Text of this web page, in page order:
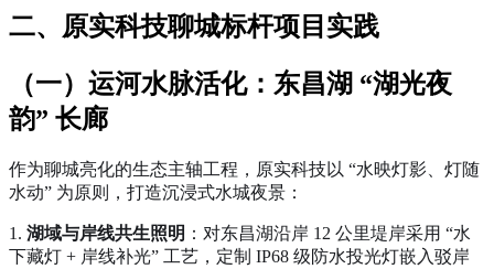
二、原实科技聊城标杆项目实践
（一）运河水脉活化：东昌湖 “湖光夜
韵” 长廊
作为聊城亮化的生态主轴工程，原实科技以 “水映灯影、灯随
水动” 为原则，打造沉浸式水城夜景：
1. 湖域与岸线共生照明 ：对东昌湖沿岸 12 公里堤岸采用 “水
下藏灯 + 岸线补光” 工艺，定制 IP68 级防水投光灯嵌入驳岸